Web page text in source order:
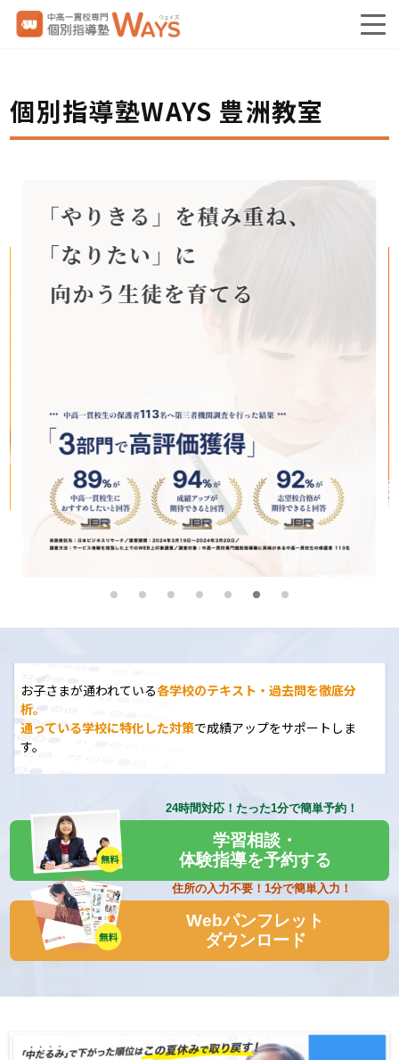
個別指導塾WAYS 豊洲教室
お子さまが通われている各学校のテキスト・過去問を徹底分
析。
通っている学校に特化した対策で成績アップをサポートしま
す。
24時間対応！たった1分で簡単予約！
学習相談・
体験指導を予約する
住所の入力不要！1分で簡単入力！
Webパンフレット
ダウンロード